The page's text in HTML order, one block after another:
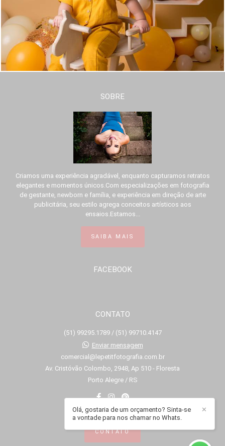
SOBRE
Criamos uma experiência agradável, enquanto capturamos retratos
elegantes e momentos únicos.Com especializações em fotografia
de gestante, newborn e família, e experiência em direção de arte
publicitária, seu estilo agrega conceitos artísticos aos
ensaios.Estamos...
SAIBA MAIS
FACEBOOK
CONTATO
(51) 99295.1789 / (51) 99710.4147
Enviar mensagem
comercial@lepetitfotografia.com.br
Av. Cristóvão Colombo, 2948, Ap 510 - Floresta
Porto Alegre / RS
CONTATO
✕
Olá, gostaria de um orçamento? Sinta-se
a vontade para nos chamar no Whats.